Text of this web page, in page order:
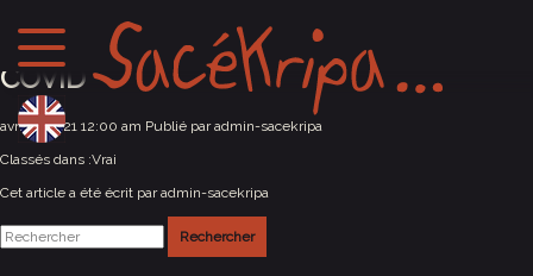
Inzinzach-Lochrist (56) ANNULATION
COVID
avril 8, 2021 12:00 am Publié paradmin-sacekripa
Classés dans :Vrai
Cet article a été écrit par admin-sacekripa
Rechercher